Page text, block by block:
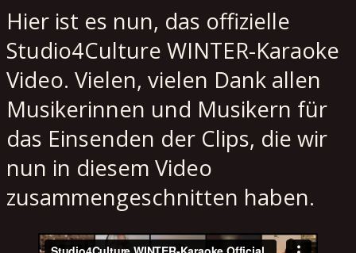
Hier ist es nun, das offizielle
Studio4Culture WINTER-Karaoke
Video. Vielen, vielen Dank allen
Musikerinnen und Musikern für
das Einsenden der Clips, die wir
nun in diesem Video
zusammengeschnitten haben.